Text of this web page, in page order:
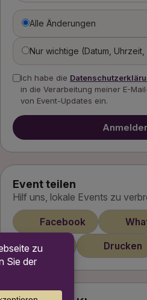
Alle Änderungen
Nur wichtige (Datum, Uhrzeit,
Ich habe die
in die Verarbeitung meiner E-
von Event-Updates ein.
Event teilen
Hilf uns, lokale Events zu
Facebook
Email Drucken